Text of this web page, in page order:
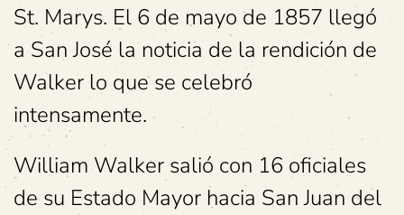
St. Marys. El 6 de mayo de 1857 llegó
a San José la noticia de la rendición de
Walker lo que se celebró
intensamente.
William Walker salió con 16 oficiales
de su Estado Mayor hacia San Juan del